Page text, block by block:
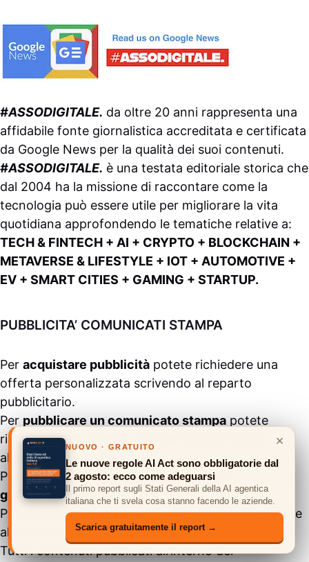
#ASSODIGITALE. da oltre 20 anni rappresenta una
affidabile fonte giornalistica accreditata e certificata
da Google News per la qualità dei suoi contenuti.
#ASSODIGITALE. è una testata editoriale storica che
dal 2004 ha la missione di raccontare come la
tecnologia può essere utile per migliorare la vita
quotidiana approfondendo le tematiche relative a:
TECH & FINTECH + AI + CRYPTO + BLOCKCHAIN +
METAVERSE & LIFESTYLE + IOT + AUTOMOTIVE +
EV + SMART CITIES + GAMING + STARTUP.
PUBBLICITA’ COMUNICATI STAMPA
Per acquistare pubblicità potete richiedere una
offerta personalizzata scrivendo al reparto
pubblicitario.
Per pubblicare un comunicato stampa potete
richiedere una offerta commerciale scrivendo
alla
redazione
Per inviarci prodotti per unarecensione
giornalisticapotete scrivereQUI
Per
informazioni&contattigenerali potete scrivere
alla
segreteria.
Tutti i contenuti pubblicati all’interno del
×
NUOVO · GRATUITO
Le nuove regole AI Act sono obbligatorie dal
2 agosto: ecco come adeguarsi
Il primo report sugli Stati Generali della AI agentica
italiana che ti svela cosa stanno facendo le aziende.
Scarica gratuitamente il report →